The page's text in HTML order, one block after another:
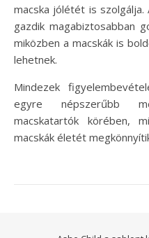
macska jólétét is
gazdik magabiztosabban
miközben a macskák is
lehetnek.
Mindezek
egyre népszerűbb
macskatartók körében,
macskák életét